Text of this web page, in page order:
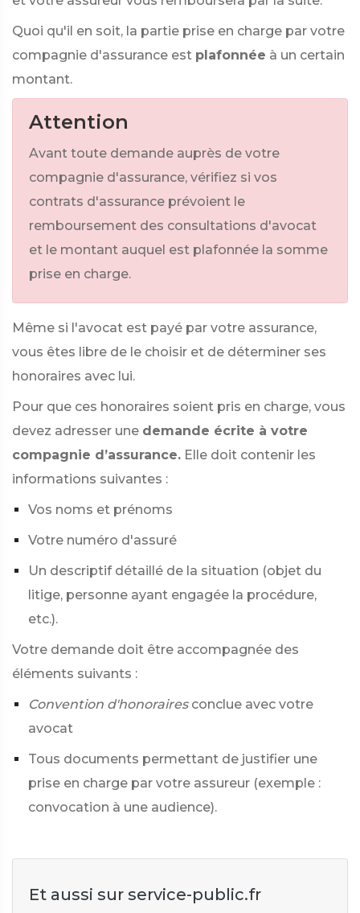
Quoi qu'il en soit, la partie prise en charge par votre
compagnie d'assurance est plafonnée à un certain
montant.
Attention
Avant toute demande auprès de votre
compagnie d'assurance, vérifiez si vos
contrats d'assurance prévoient le
remboursement des consultations d'avocat
et le montant auquel est plafonnée la somme
prise en charge.
Même si l'avocat est payé par votre assurance,
vous êtes libre de le choisir et de déterminer ses
honoraires avec lui.
Pour que ces honoraires soient pris en charge, vous
devez adresser une demande écrite à votre
compagnie d’assurance. Elle doit contenir les
informations suivantes :
Vos noms et prénoms
Votre numéro d'assuré
Un descriptif détaillé de la situation (objet du
litige, personne ayant engagée la procédure,
etc.).
Votre demande doit être accompagnée des
éléments suivants :
Convention d'honoraires conclue avec votre
avocat
Tous documents permettant de justifier une
prise en charge par votre assureur (exemple :
convocation à une audience).
Et aussi sur service-public.fr